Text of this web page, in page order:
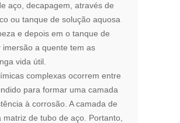
aço, decapagem, através de
ou tanque de solução aquosa
e depois em o tanque de
imersão a quente tem as
vida útil.
complexas ocorrem entre
para formar uma camada
à corrosão. A camada de
de tubo de aço. Portanto,